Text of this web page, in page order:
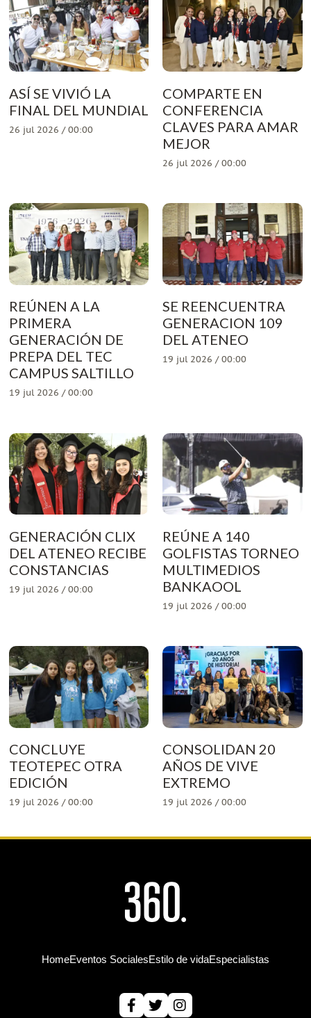
ASÍ SE VIVIÓ LA
FINAL DEL MUNDIAL
26 jul 2026 / 00:00
COMPARTE EN
CONFERENCIA
CLAVES PARA AMAR
MEJOR
26 jul 2026 / 00:00
REÚNEN A LA
PRIMERA
GENERACIÓN DE
PREPA DEL TEC
CAMPUS SALTILLO
19 jul 2026 / 00:00
SE REENCUENTRA
GENERACION 109
DEL ATENEO
19 jul 2026 / 00:00
GENERACIÓN CLIX
DEL ATENEO RECIBE
CONSTANCIAS
19 jul 2026 / 00:00
REÚNE A 140
GOLFISTAS TORNEO
MULTIMEDIOS
BANKAOOL
19 jul 2026 / 00:00
CONCLUYE
TEOTEPEC OTRA
EDICIÓN
19 jul 2026 / 00:00
CONSOLIDAN 20
AÑOS DE VIVE
EXTREMO
19 jul 2026 / 00:00
HomeEventos SocialesEstilo de vidaEspecialistas